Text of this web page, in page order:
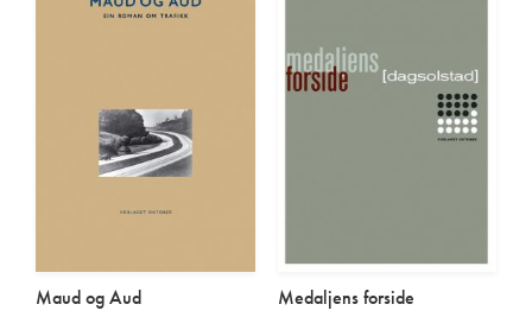
Maud og Aud Medaljens forside